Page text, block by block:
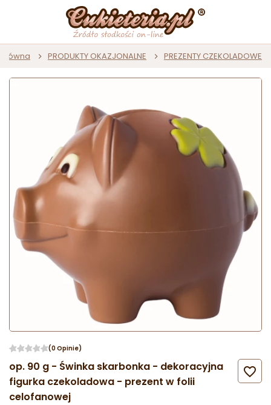
PRODUKTY OKAZJONALNE PREZENTY CZEKOLADOWE
(0 Opinie)
op. 90 g - Świnka skarbonka - dekoracyjna
figurka czekoladowa - prezent w folii
celofanowej
